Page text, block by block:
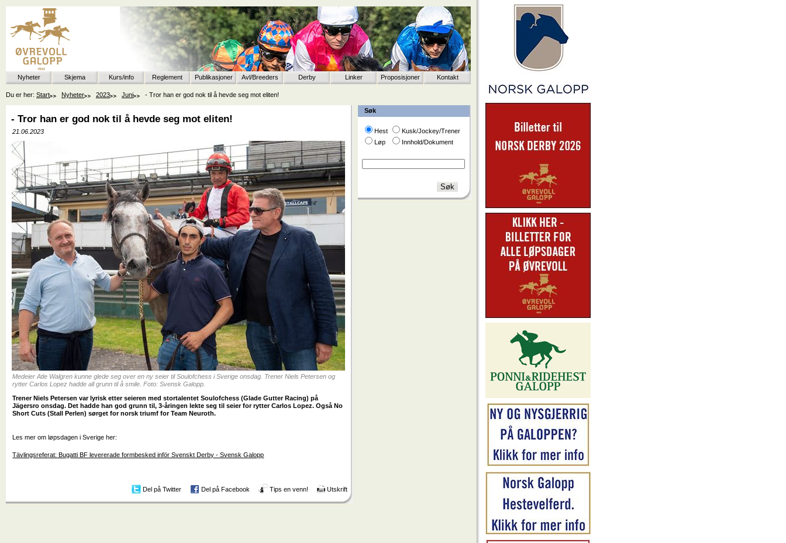
Nyheter Skjema Kurs/info Reglement Publikasjoner Avl/Breeders Derby Linker Proposisjoner Kontakt
Du er her: Start Nyheter 2023 Juni - Tror han er god nok til å hevde seg mot eliten!
Søk
Hest
Kusk/Jockey/Trener
Løp
Innhold/Dokument
- Tror han er god nok til å hevde seg mot eliten!
21.06.2023
Medeier Atle Walgren kunne glede seg over en ny seier til Soulofchess i Sverige onsdag. Trener Niels Petersen og
rytter Carlos Lopez hadde all grunn til å smile. Foto: Svensk Galopp.
Trener Niels Petersen var lyrisk etter seieren med stortalentet Soulofchess (Glade Gutter Racing) på
Jägersro onsdag. Det hadde han god grunn til, 3-åringen lekte seg til seier for rytter Carlos Lopez. Også No
Short Cuts (Stall Perlen) sørget for norsk triumf for Team Neuroth.
Les mer om løpsdagen i Sverige her:
Tävlingsreferat: Bugatti BF levererade formbesked inför Svenskt Derby - Svensk Galopp
Del på Twitter Del på Facebook Tips en venn! Utskrift